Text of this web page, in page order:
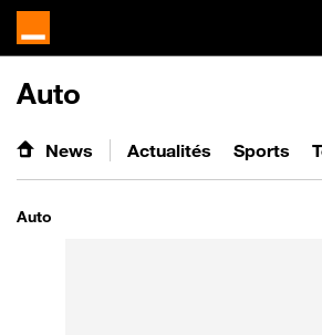
Auto
News Actualités Sports
Auto